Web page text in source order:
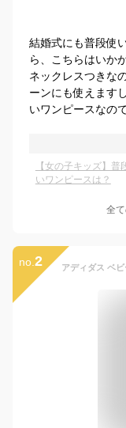
結婚式にも普段使
ら、こちらはいか
ネックレスつきな
ーンにも使えます
いワンピースなの
【女の子キッズ】
いワンピースは？
全
no. 2